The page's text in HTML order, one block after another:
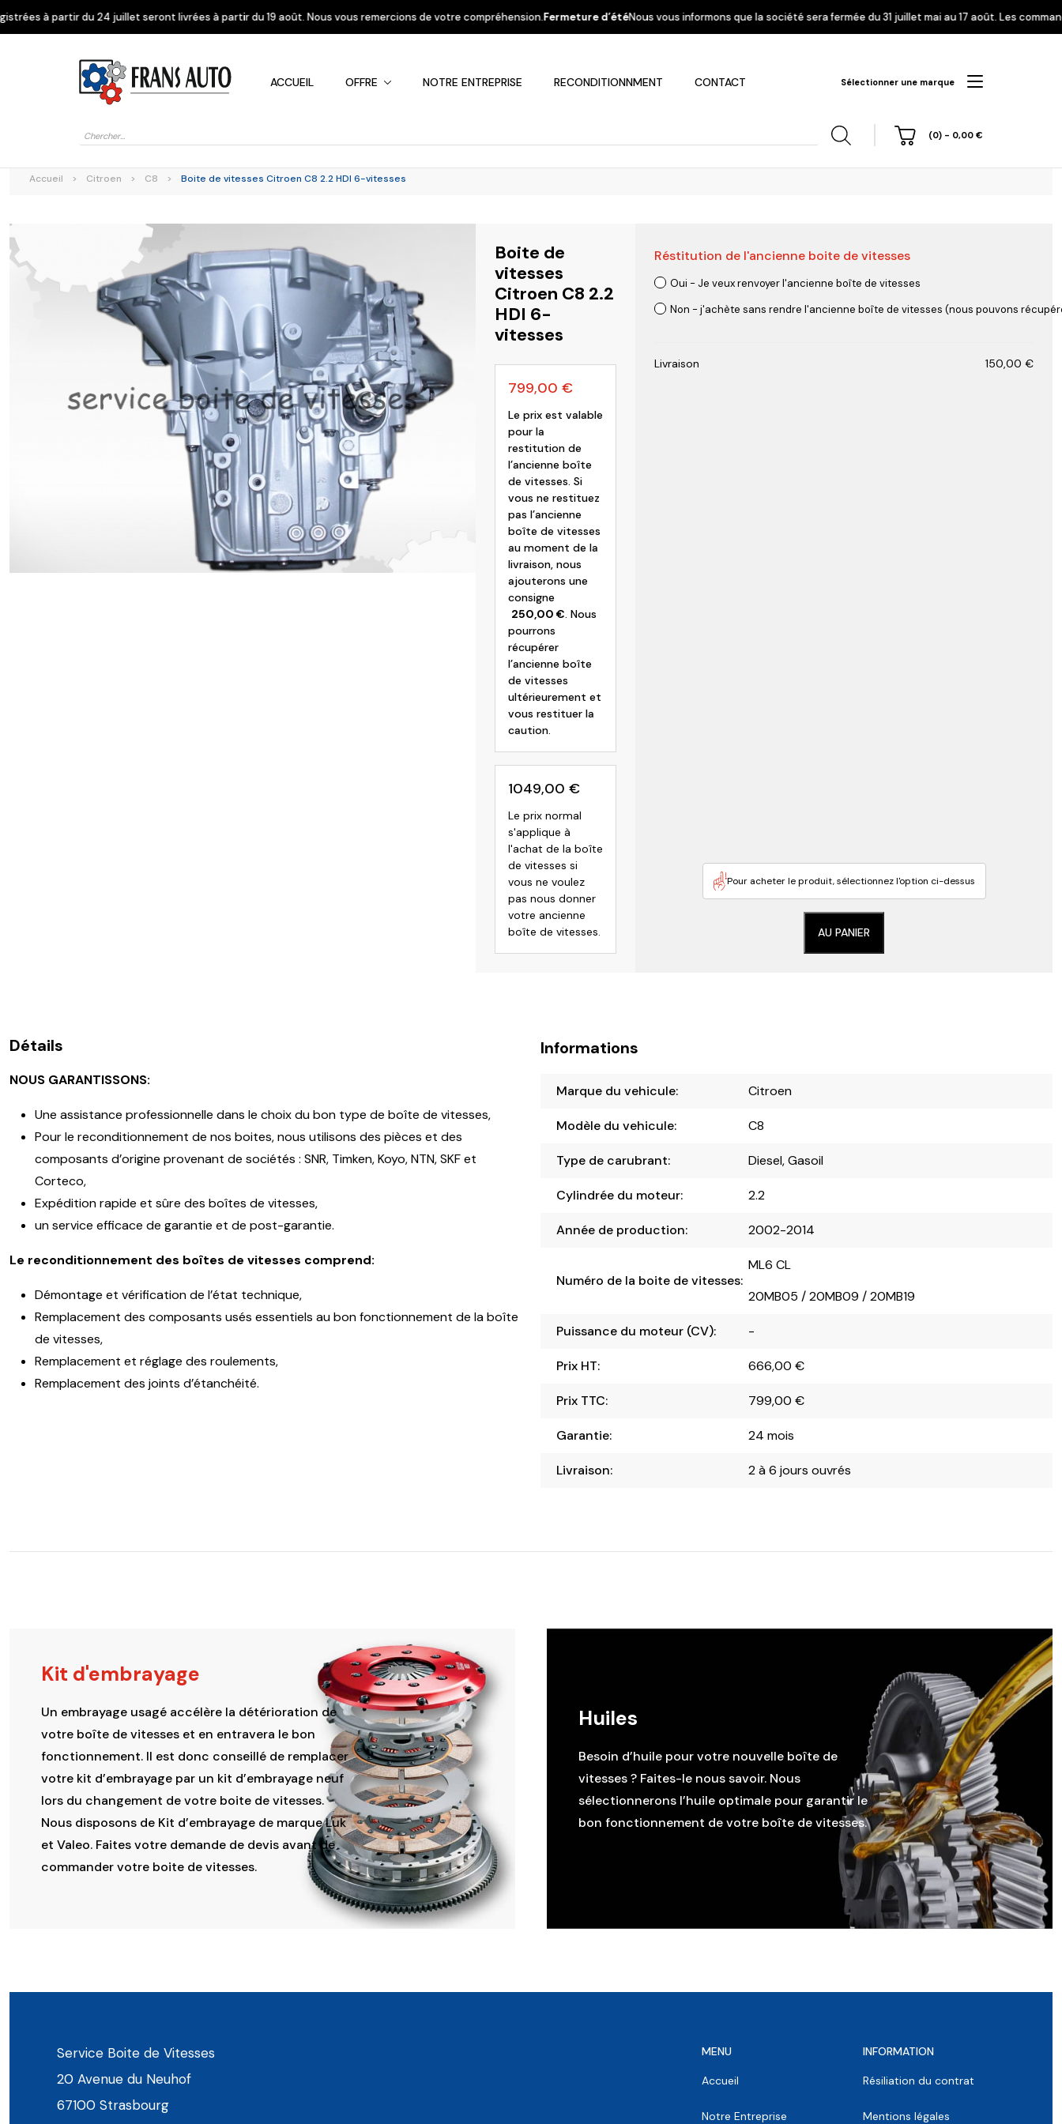
seront livrées à partir du 19 août. Nous vous remercions de votre compréhension.Fermeture d’étéNous vous informons que la société sera fermée du 31 juillet mai au 17 août. Les commandes enregistrées
ACCUEIL OFFRE NOTRE ENTREPRISE RECONDITIONNMENT CONTACT
Recherche
produits
(0) - 0,00 €
Sélectionner une marque
Alfa Romeo Citroen Dacia Kia Mitsubishi Nissan Opel Peugeot
Suzuki Toyota Volvo
Accueil > Citroen > C8 > Boite de vitesses Citroen C8 2.2 HDI 6-vitesses
Boite de
vitesses
Citroen C8 2.2
HDI 6-
vitesses
799,00 €
Le prix est valable
pour la
restitution de
l’ancienne boîte
de vitesses. Si
vous ne restituez
pas l’ancienne
boîte de vitesses
au moment de la
livraison, nous
ajouterons une
consigne
250,00 €. Nous
pourrons
récupérer
l’ancienne boîte
de vitesses
ultérieurement et
vous restituer la
caution.
1049,00 €
Le prix normal
s'applique à
l'achat de la boîte
de vitesses si
vous ne voulez
pas nous donner
votre ancienne
boîte de vitesses.
Réstitution de l'ancienne boite de vitesses
Oui - Je veux renvoyer l'ancienne boîte de vitesses
Non - j'achète sans rendre l'ancienne boîte de vitesses (nous pouvons
Livraison 150,00 €
Pour acheter le produit, sélectionnez l'option ci-dessus
AU PANIER
Détails
NOUS GARANTISSONS:
Une assistance professionnelle dans le choix du bon type de boîte de vitesses,
Pour le reconditionnement de nos boites, nous utilisons des pièces et des
composants d’origine provenant de sociétés : SNR, Timken, Koyo, NTN, SKF et
Corteco,
Expédition rapide et sûre des boîtes de vitesses,
un service efficace de garantie et de post-garantie.
Le reconditionnement des boîtes de vitesses comprend:
Démontage et vérification de l’état technique,
Remplacement des composants usés essentiels au bon fonctionnement de la boîte
de vitesses,
Remplacement et réglage des roulements,
Remplacement des joints d’étanchéité.
Informations
Marque du vehicule: Citroen
Modèle du vehicule: C8
Type de carubrant: Diesel, Gasoil
Cylindrée du moteur: 2.2
Année de production: 2002-2014
Numéro de la boite de vitesses:
ML6 CL
20MB05 / 20MB09 / 20MB19
Puissance du moteur (CV): -
Prix HT: 666,00€
Prix TTC: 799,00€
Garantie: 24 mois
Livraison: 2 à 6 jours ouvrés
Kit d'embrayage
Un embrayage usagé accélère la détérioration de
votre boîte de vitesses et en entravera le bon
fonctionnement. Il est donc conseillé de remplacer
votre kit d’embrayage par un kit d’embrayage neuf
lors du changement de votre boite de vitesses.
Nous disposons de Kit d’embrayage de marque Luk
et Valeo. Faites votre demande de devis avant de
commander votre boite de vitesses.
Huiles
Besoin d’huile pour votre nouvelle boîte de
vitesses ? Faites-le nous savoir. Nous
sélectionnerons l’huile optimale pour garantir le
bon fonctionnement de votre boîte de vitesses.
Service Boite de Vitesses
20 Avenue du Neuhof
67100 Strasbourg
MENU
Accueil
Notre Entreprise
INFORMATION
Résiliation du contrat
Mentions légales